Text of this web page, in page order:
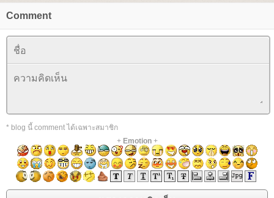
Comment
* blog นี้ comment ได้เฉพาะสมาชิก
+ Emotion+